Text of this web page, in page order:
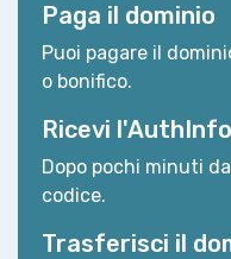
Paga il dominio
Puoi pagare il
o bonifico.
Ricevi l'AuthInfo
Dopo pochi minuti
codice.
Trasferisci il